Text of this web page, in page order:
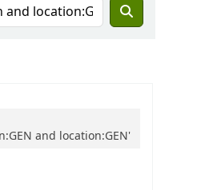
and location:GEN'